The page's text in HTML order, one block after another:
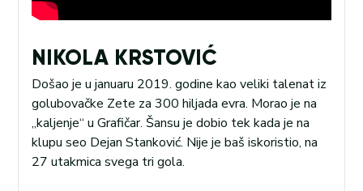
NIKOLA KRSTOVIĆ
Došao je u januaru 2019. godine kao veliki talenat iz
golubovačke Zete za 300 hiljada evra. Morao je na
„kaljenje“ u Grafičar. Šansu je dobio tek kada je na
klupu seo Dejan Stanković. Nije je baš iskoristio, na
27 utakmica svega tri gola.